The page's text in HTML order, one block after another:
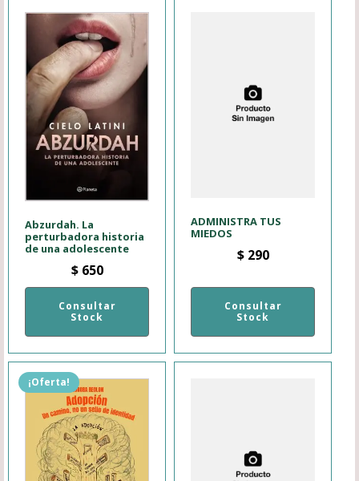
Abzurdah. La
perturbadora historia
de una adolescente
$650
Consultar
Stock
ADMINISTRA TUS
MIEDOS
$290
Consultar
Stock
¡Oferta!